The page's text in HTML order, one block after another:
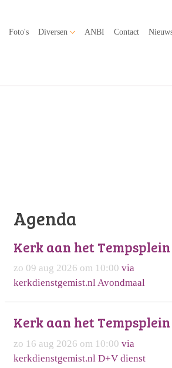
Foto's Diversen ANBI Contact
Agenda
Kerk aan het Tempsplein
zo 09 aug 2026 om 10:00 via
kerkdienstgemist.nl Avondmaal
Kerk aan het Tempsplein
zo 16 aug 2026 om 10:00 via
kerkdienstgemist.nl D+V dienst